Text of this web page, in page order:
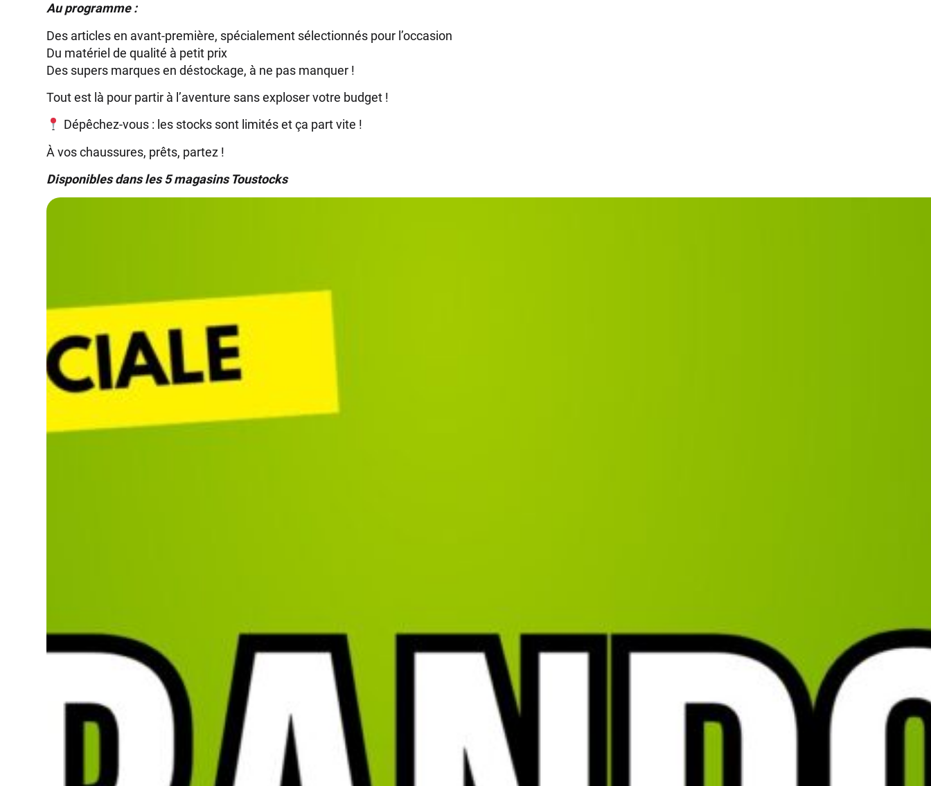
Au programme :
Des articles en avant-première, spécialement sélectionnés pour l’occasion
Du matériel de qualité à petit prix
Des supers marques en déstockage, à ne pas manquer !
Tout est là pour partir à l’aventure sans exploser votre budget !
Dépêchez-vous : les stocks sont limités et ça part vite !
À vos chaussures, prêts, partez !
Disponibles dans les 5 magasins Toustocks